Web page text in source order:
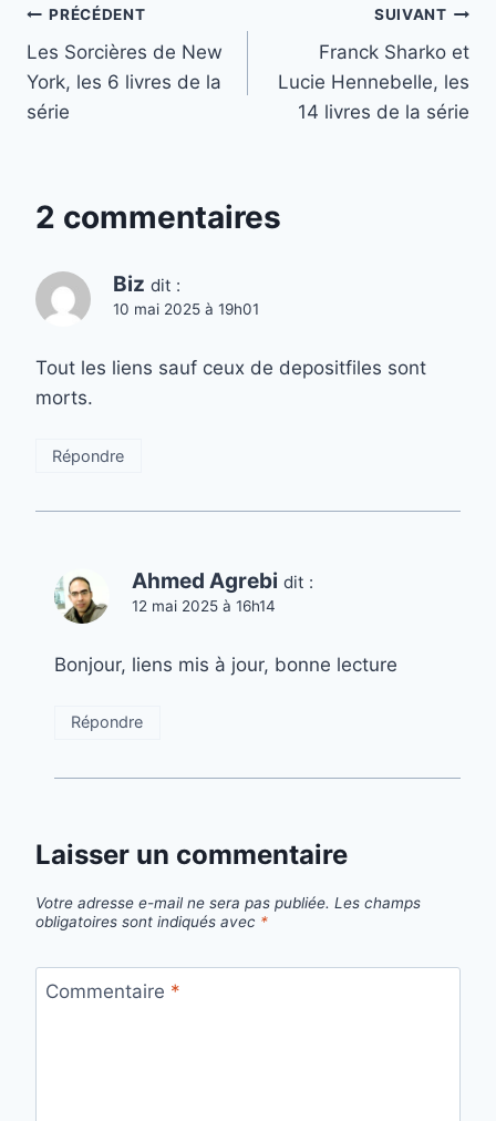
Navigation
de
l’article
PRÉCÉDENT
Les Sorcières de New
York, les 6 livres de la
série
SUIVANT
Franck Sharko et
Lucie Hennebelle, les
14 livres de la série
2 commentaires
Biz dit :
10 mai 2025 à 19h01
Tout les liens sauf ceux de depositfiles sont
morts.
Répondre
Ahmed Agrebi dit :
12 mai 2025 à 16h14
Bonjour, liens mis à jour, bonne lecture
Répondre
Laisser un commentaire
Votre adresse e-mail ne sera pas publiée. Les champs
obligatoires sont indiqués avec *
Commentaire *